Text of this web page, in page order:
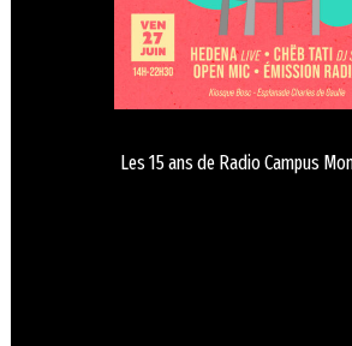
Les 15 ans de Radio Campus